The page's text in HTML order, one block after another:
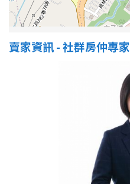
賣家資訊 - 社群房仲專家